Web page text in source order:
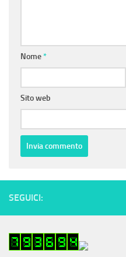
Nome*
Sito web
SEGUICI: